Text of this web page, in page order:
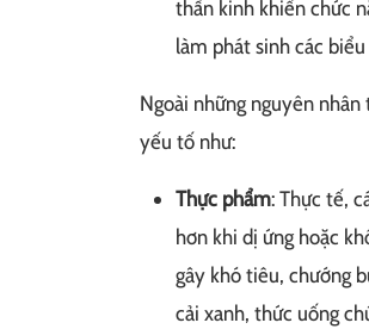
thần kinh khiến chức
làm phát sinh các
Ngoài những nguyên
yếu tố như:
Thực phẩm: Thực tế,
hơn khi dị ứng hoặc
gây khó tiêu, chướng
cải xanh, thức uống